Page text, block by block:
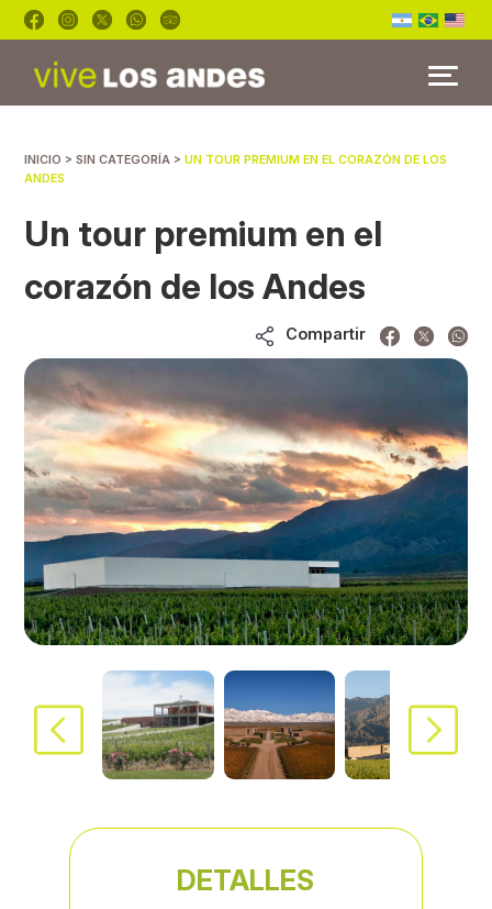
INICIO > SIN CATEGORÍA >UN TOUR PREMIUM EN EL CORAZÓN DE LOS
ANDES
Un tour premium en el
corazón de los Andes
Compartir
DETALLES